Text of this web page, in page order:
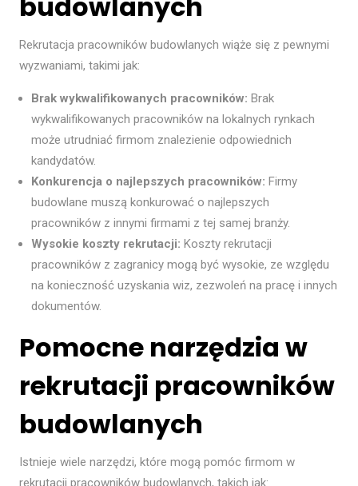
Rekrutacja pracowników budowlanych wiąże się z pewnymi
wyzwaniami, takimi jak:
Brak wykwalifikowanych pracowników: Brak
wykwalifikowanych pracowników na lokalnych rynkach
może utrudniać firmom znalezienie odpowiednich
kandydatów.
Konkurencja o najlepszych pracowników: Firmy
budowlane muszą konkurować o najlepszych
pracowników z innymi firmami z tej samej branży.
Wysokie koszty rekrutacji: Koszty rekrutacji
pracowników z zagranicy mogą być wysokie, ze względu
na konieczność uzyskania wiz, zezwoleń na pracę i innych
dokumentów.
Pomocne narzędzia w
rekrutacji pracowników
budowlanych
Istnieje wiele narzędzi, które mogą pomóc firmom w
rekrutacji pracowników budowlanych, takich jak: